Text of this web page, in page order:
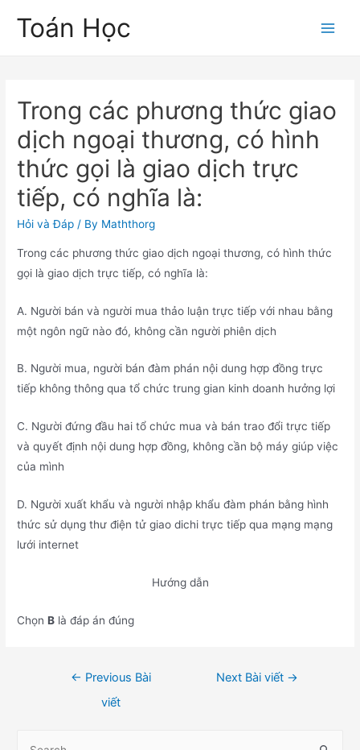
Toán Học
Trong các phương thức giao
dịch ngoại thương, có hình
thức gọi là giao dịch trực
tiếp, có nghĩa là:
Hỏi và Đáp / By Maththorg
Trong các phương thức giao dịch ngoại thương, có hình thức
gọi là giao dịch trực tiếp, có nghĩa là:
A. Người bán và người mua thảo luận trực tiếp với nhau bằng
một ngôn ngữ nào đó, không cần người phiên dịch
B. Người mua, người bán đàm phán nội dung hợp đồng trực
tiếp không thông qua tổ chức trung gian kinh doanh hưởng lợi
C. Người đứng đầu hai tổ chức mua và bán trao đổi trực tiếp
và quyết định nội dung hợp đồng, không cần bộ máy giúp việc
của mình
D. Người xuất khẩu và người nhập khẩu đàm phán bằng hình
thức sử dụng thư điện tử giao dichi trực tiếp qua mạng mạng
lưới internet
Hướng dẫn
ChọnB là đáp án đúng
← Previous Bài
viết
Next Bài viết →